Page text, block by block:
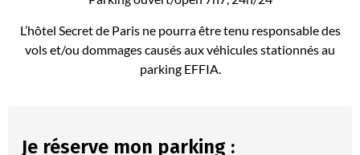
L’hôtel Secret de Paris ne pourra être tenu responsable des
vols et/ou dommages causés aux véhicules stationnés au
parking EFFIA.